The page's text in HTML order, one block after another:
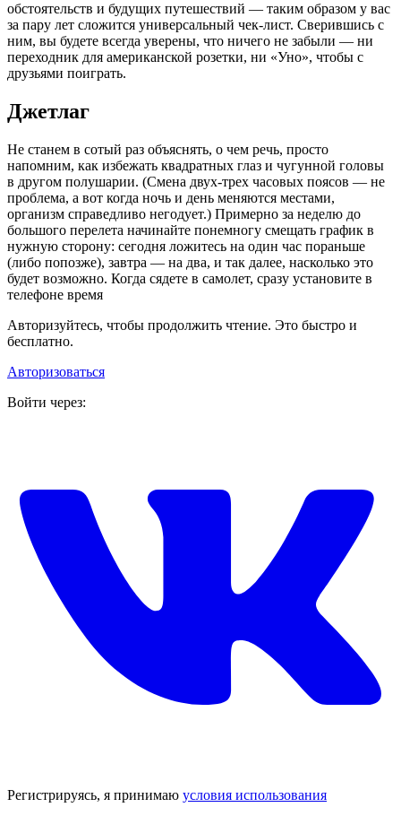
обстоятельств и будущих путешествий — таким образом у вас
за пару лет сложится универсальный чек-лист. Сверившись с
ним, вы будете всегда уверены, что ничего не забыли — ни
переходник для американской розетки, ни «Уно», чтобы с
друзьями поиграть.
Джетлаг
Не станем в сотый раз объяснять, о чем речь, просто
напомним, как избежать квадратных глаз и чугунной головы
в другом полушарии. (Смена двух-трех часовых поясов — не
проблема, а вот когда ночь и день меняются местами,
организм справедливо негодует.) Примерно за неделю до
большого перелета начинайте понемногу смещать график в
нужную сторону: сегодня ложитесь на один час пораньше
(либо попозже), завтра — на два, и так далее, насколько это
будет возможно. Когда сядете в самолет, сразу установите в
телефоне время
Авторизуйтесь, чтобы продолжить чтение. Это быстро и
бесплатно.
Авторизоваться
Войти через:
Регистрируясь, я принимаю условия использования